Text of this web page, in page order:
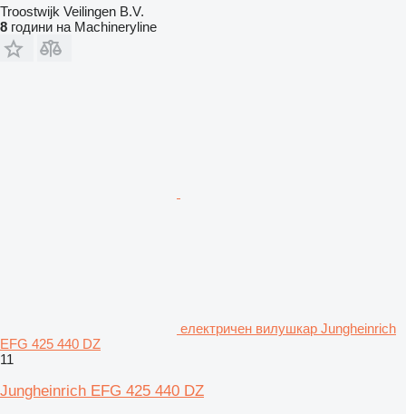
Troostwijk Veilingen B.V.
8 години на Machineryline
електричен вилушкар Jungheinrich
EFG 425 440 DZ
11
Jungheinrich EFG 425 440 DZ